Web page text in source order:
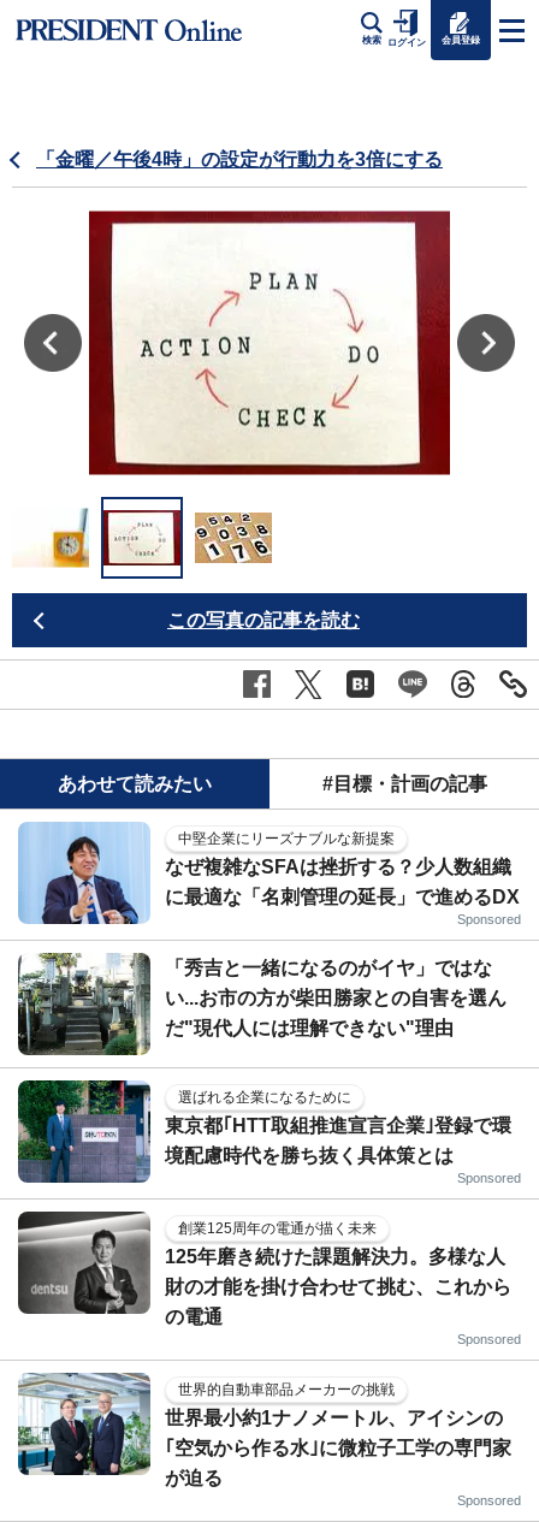
検索 ログイン 会員登録
「金曜／午後4時」の設定が行動力を3倍にする
この写真の記事を読む
あわせて読みたい #目標・計画の記事
中堅企業にリーズナブルな新提案
なぜ複雑なSFAは挫折する？少人数組織
に最適な「名刺管理の延長」で進めるDX
Sponsored
「秀吉と一緒になるのがイヤ」ではな
い...お市の方が柴田勝家との自害を選ん
だ"現代人には理解できない"理由
選ばれる企業になるために
東京都｢HTT取組推進宣言企業｣登録で環
境配慮時代を勝ち抜く具体策とは
Sponsored
創業125周年の電通が描く未来
125年磨き続けた課題解決力。多様な人
財の才能を掛け合わせて挑む、これから
の電通
Sponsored
世界的自動車部品メーカーの挑戦
世界最小約1ナノメートル、アイシンの
｢空気から作る水｣に微粒子工学の専門家
が迫る
Sponsored